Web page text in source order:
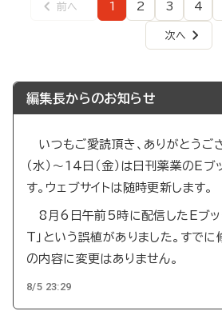
ジ
前
前へ
ペ
ー
1
ペ
ー
2
ペ
ー
ジ
3
ペ
ー
ジ
4
次
ペ
次へ
編集長からのお知らせ
いつもご愛読頂き、ありがとうご
（水）～14日（金）は日刊薬業のEブ
す。ウェブサイトは随時更新します。
8月6日午前5時に配信したEブッ
T」という誤植がありました。すでに
の内容に変更はありません。
8/5 23:29